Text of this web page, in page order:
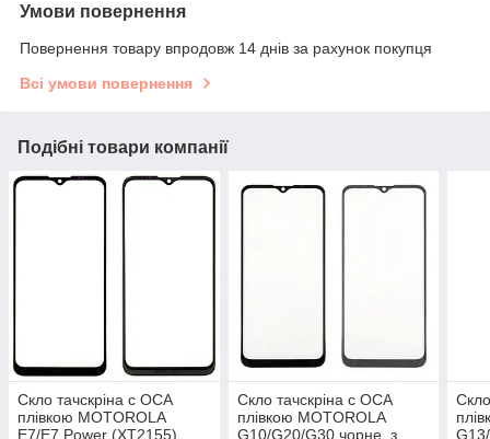
Умови повернення
Повернення товару впродовж 14 днів за рахунок покупця
Всі умови повернення
Подібні товари компанії
Скло тачскріна c OCA
плівкою MOTOROLA
E7/E7 Power (XT2155)
Скло тачскріна c OCA
плівкою MOTOROLA
G10/G20/G30 чорне, з